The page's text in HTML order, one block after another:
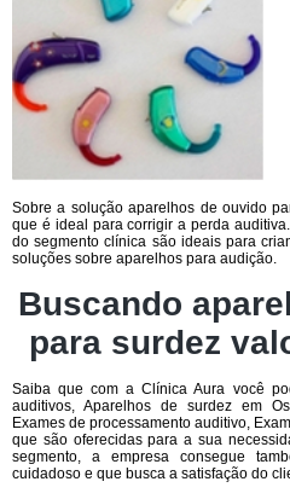
Sobre a solução aparelhos de ouvido
que é ideal para corrigir a perda
do segmento clínica são ideais para
soluções sobre aparelhos para audição.
Buscando
para surdez
Saiba que com a Clínica Aura você
auditivos, Aparelhos de surdez em
Exames de processamento auditivo,
que são oferecidas para a sua
segmento, a empresa consegue
cuidadoso e que busca a satisfação do